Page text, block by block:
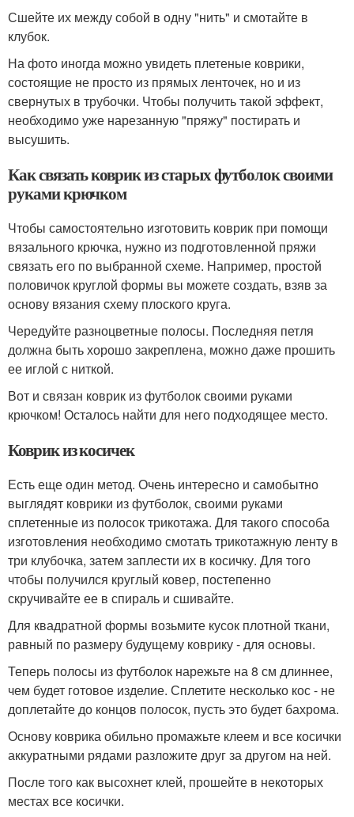
Сшейте их между собой в одну "нить" и смотайте в
клубок.
На фото иногда можно увидеть плетеные коврики,
состоящие не просто из прямых ленточек, но и из
свернутых в трубочки. Чтобы получить такой эффект,
необходимо уже нарезанную "пряжу" постирать и
высушить.
Как связать коврик из старых футболок своими
руками крючком
Чтобы самостоятельно изготовить коврик при помощи
вязального крючка, нужно из подготовленной пряжи
связать его по выбранной схеме. Например, простой
половичок круглой формы вы можете создать, взяв за
основу вязания схему плоского круга.
Чередуйте разноцветные полосы. Последняя петля
должна быть хорошо закреплена, можно даже прошить
ее иглой с ниткой.
Вот и связан коврик из футболок своими руками
крючком! Осталось найти для него подходящее место.
Коврик из косичек
Есть еще один метод. Очень интересно и самобытно
выглядят коврики из футболок, своими руками
сплетенные из полосок трикотажа. Для такого способа
изготовления необходимо смотать трикотажную ленту в
три клубочка, затем заплести их в косичку. Для того
чтобы получился круглый ковер, постепенно
скручивайте ее в спираль и сшивайте.
Для квадратной формы возьмите кусок плотной ткани,
равный по размеру будущему коврику - для основы.
Теперь полосы из футболок нарежьте на 8 см длиннее,
чем будет готовое изделие. Сплетите несколько кос - не
доплетайте до концов полосок, пусть это будет бахрома.
Основу коврика обильно промажьте клеем и все косички
аккуратными рядами разложите друг за другом на ней.
После того как высохнет клей, прошейте в некоторых
местах все косички.